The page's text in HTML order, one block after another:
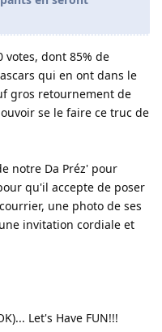
votes, dont 85% de
qui en ont dans le
gros retournement de
se le faire ce truc de
notre Da Préz' pour
qu'il accepte de poser
une photo de ses
invitation cordiale et
Let's Have FUN!!!